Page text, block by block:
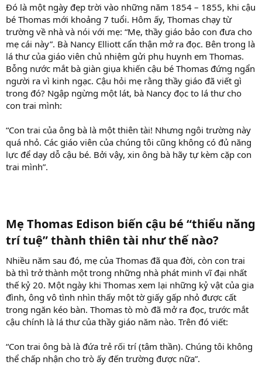
Đó là một ngày đẹp trời vào những năm 1854 – 1855, khi cậu
bé Thomas mới khoảng 7 tuổi. Hôm ấy, Thomas chạy từ
trường về nhà và nói với mẹ: “Mẹ, thầy giáo bảo con đưa cho
mẹ cái này”. Bà Nancy Elliott cẩn thận mở ra đọc. Bên trong là
lá thư của giáo viên chủ nhiệm gửi phụ huynh em Thomas.
Bỗng nước mắt bà giàn giụa khiến cậu bé Thomas đứng ngẩn
người ra vì kinh ngạc. Cậu hỏi mẹ rằng thầy giáo đã viết gì
trong đó? Ngập ngừng một lát, bà Nancy đọc to lá thư cho
con trai mình:
“Con trai của ông bà là một thiên tài! Nhưng ngôi trường này
quá nhỏ. Các giáo viên của chúng tôi cũng không có đủ năng
lực để dạy dỗ cậu bé. Bởi vậy, xin ông bà hãy tự kèm cặp con
trai mình”.
Mẹ Thomas Edison biến cậu bé “thiểu năng
trí tuệ” thành thiên tài như thế nào?
Nhiều năm sau đó, mẹ của Thomas đã qua đời, còn con trai
bà thì trở thành một trong những nhà phát minh vĩ đại nhất
thế kỷ 20. Một ngày khi Thomas xem lại những kỷ vật của gia
đình, ông vô tình nhìn thấy một tờ giấy gấp nhỏ được cất
trong ngăn kéo bàn. Thomas tò mò đã mở ra đọc, trước mắt
cậu chính là lá thư của thầy giáo năm nào. Trên đó viết:
“Con trai ông bà là đứa trẻ rối trí (tâm thần). Chúng tôi không
thể chấp nhận cho trò ấy đến trường được nữa”.